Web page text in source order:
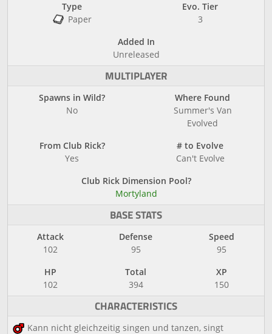
Type
Paper
Evo. Tier
3
Added In
Unreleased
MULTIPLAYER
Spawns in Wild?
No
Where Found
Summer's Van
Evolved
From Club Rick?
Yes
# to Evolve
Can't Evolve
Club Rick Dimension Pool?
Mortyland
BASE STATS
Attack
102
Defense
95
Speed
95
HP
102
Total
394
XP
150
CHARACTERISTICS
Kann nicht gleichzeitig singen und tanzen, singt